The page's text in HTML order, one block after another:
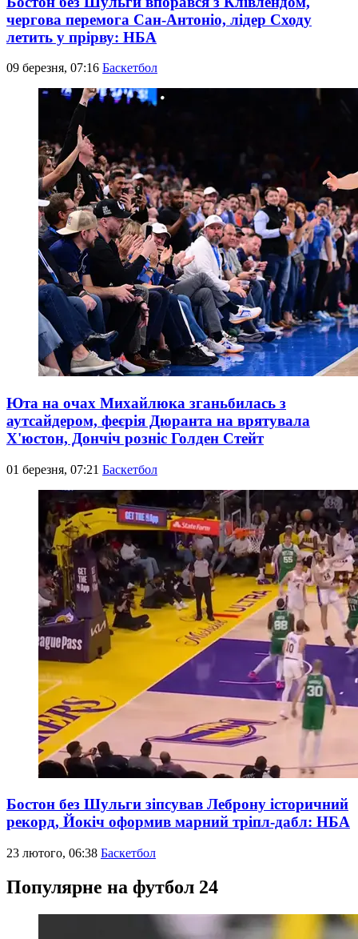
чергова перемога Сан-Антоніо, лідер Сходу
летить у прірву: НБА
09 березня, 07:16 Баскетбол
Юта на очах Михайлюка зганьбилась з
аутсайдером, феєрія Дюранта на врятувала
Х'юстон, Дончіч розніс Голден Стейт
01 березня, 07:21 Баскетбол
Бостон без Шульги зіпсував Леброну історичний
рекорд, Йокіч оформив марний тріпл-дабл: НБА
23 лютого, 06:38 Баскетбол
Популярне на футбол 24